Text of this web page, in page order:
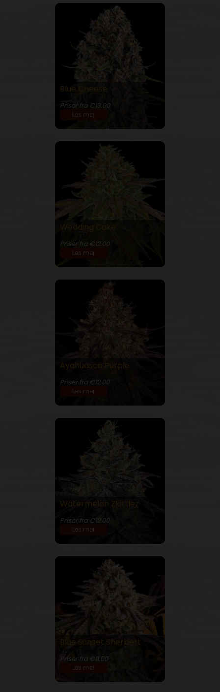
Blue Cheese
Priser fra €13.00
Les mer
Wedding Cake
Priser fra €12.00
Les mer
Ayahuasca Purple
Priser fra €12.00
Les mer
Watermelon Zkittlez
Priser fra €12.00
Les mer
Blue Sunset Sherbert
Priser fra €11.00
Les mer